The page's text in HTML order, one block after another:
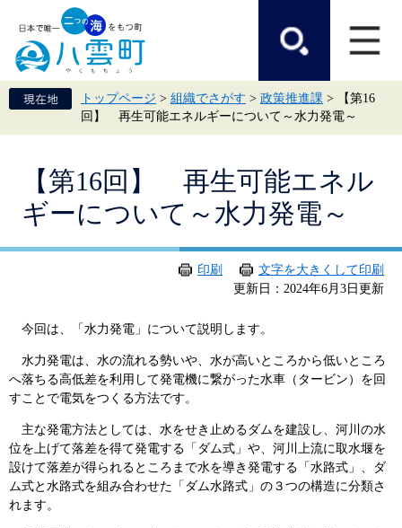
頭
で
飛
ば
て
トップページ > 組織でさがす > 政策推進課 >
【第16
回】 再生可能エネルギーについて～水力発電～
【第16回】 再生可能エネル
ギーについて～水力発電～
印刷
文字を大きくして印刷
更新日：2024年6月3日更新
今回は、「水力発電」について説明します。
水力発電は、水の流れる勢いや、水が高いところから低いところ
へ落ちる高低差を利用して発電機に繋がった水車（タービン）を回
すことで電気をつくる方法です。
主な発電方法としては、水をせき止めるダムを建設し、河川の水
位を上げて落差を得て発電する「ダム式」や、河川上流に取水堰を
設けて落差が得られるところまで水を導き発電する「水路式」、ダ
ム式と水路式を組み合わせた「ダム水路式」の３つの構造に分類さ
れます。